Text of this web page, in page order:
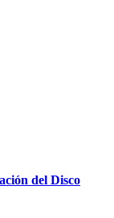
del Disco